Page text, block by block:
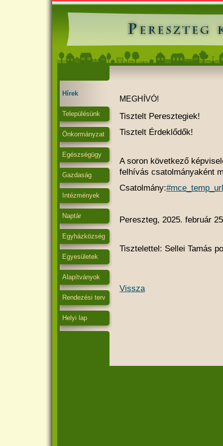
Hírek
Településünk
Önkormányzat
Egészségügy
Gazdaság
Intézmények
Naptár
Egyházközség
Egyesületek
Alapítványok
Rendezési terv
Helyi lap
MEGHÍVÓ!
Tisztelt Peresztegiek!
Tisztelt Érdeklődők!
A soron következő
felhívás csatolmányaként
Csatolmány:
Pereszteg, 2025. február
Tisztelettel: Sellei Tamás
Vissza